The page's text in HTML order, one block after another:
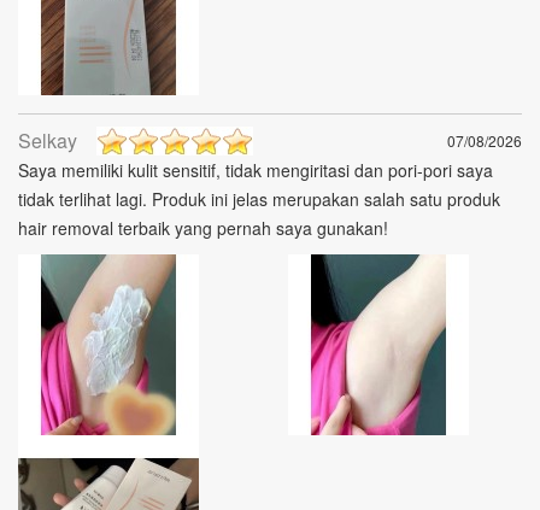
Selkay 07/08/2026
Saya memiliki kulit sensitif, tidak mengiritasi dan pori-pori saya
tidak terlihat lagi. Produk ini jelas merupakan salah satu produk
hair removal terbaik yang pernah saya gunakan!